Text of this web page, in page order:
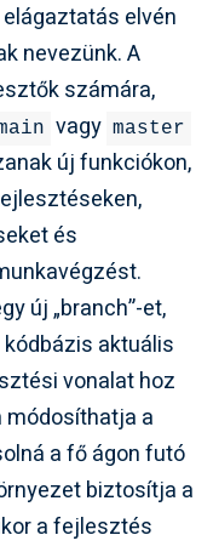
elvén
nevezünk. A
számára,
vagy master
új funkciókon,
és
új „branch”-et,
aktuális
vonalat hoz
módosíthatja a
a fő ágon futó
biztosítja a
a fejlesztés